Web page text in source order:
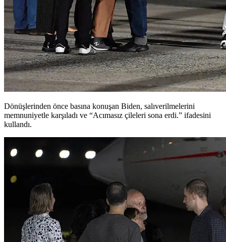
Dönüşlerinden önce basına konuşan Biden, salıverilmelerini
memnuniyetle karşıladı ve “Acımasız çileleri sona erdi.” ifadesini
kullandı.